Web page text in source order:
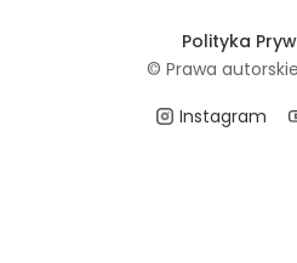
Polityka
© Prawa
Instagram